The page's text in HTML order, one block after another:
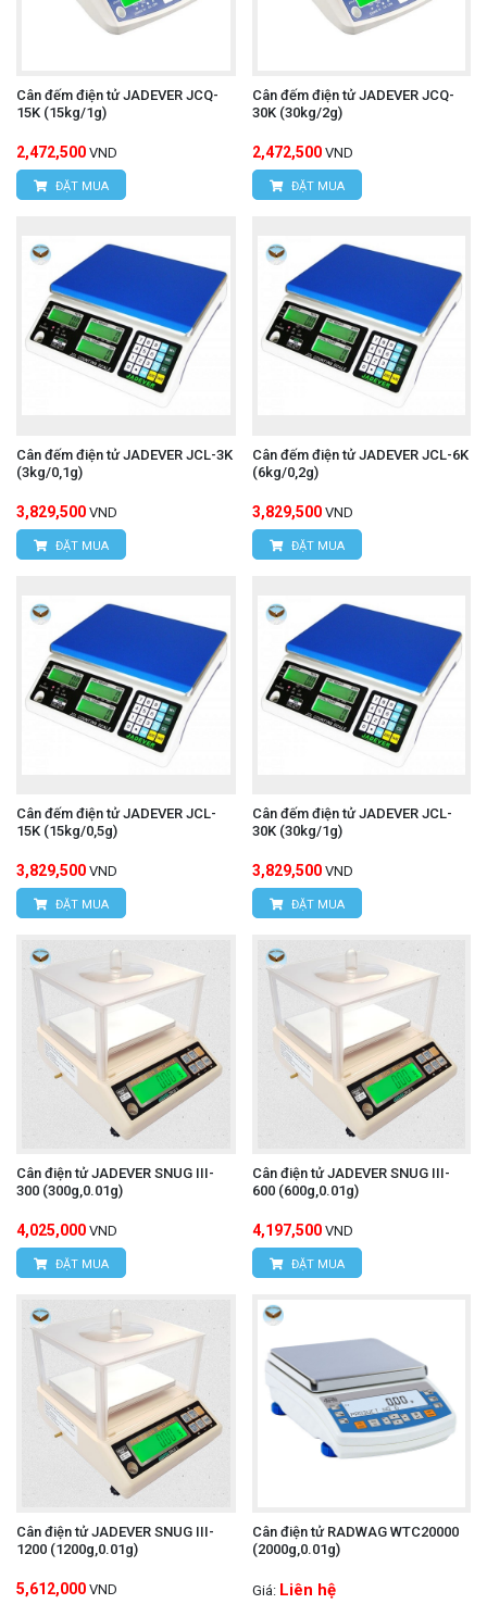
Cân đếm điện tử JADEVER JCQ-
15K (15kg/1g)
2,472,500 VND
ĐẶT MUA
Cân đếm điện tử JADEVER JCQ-
30K (30kg/2g)
2,472,500 VND
ĐẶT MUA
Cân đếm điện tử JADEVER JCL-3K
(3kg/0,1g)
3,829,500 VND
ĐẶT MUA
Cân đếm điện tử JADEVER JCL-6K
(6kg/0,2g)
3,829,500 VND
ĐẶT MUA
Cân đếm điện tử JADEVER JCL-
15K (15kg/0,5g)
3,829,500 VND
ĐẶT MUA
Cân đếm điện tử JADEVER JCL-
30K (30kg/1g)
3,829,500 VND
ĐẶT MUA
Cân điện tử JADEVER SNUG III-
300 (300g,0.01g)
4,025,000 VND
ĐẶT MUA
Cân điện tử JADEVER SNUG III-
600 (600g,0.01g)
4,197,500 VND
ĐẶT MUA
Cân điện tử JADEVER SNUG III-
1200 (1200g,0.01g)
5,612,000 VND
Cân điện tử RADWAG WTC20000
(2000g,0.01g)
Giá: Liên hệ